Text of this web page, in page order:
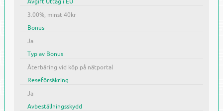
3.00%, minst 40kr
Bonus
Ja
Typ av Bonus
Återbäring vid köp på nätportal
Reseförsäkring
Ja
Avbeställningsskydd